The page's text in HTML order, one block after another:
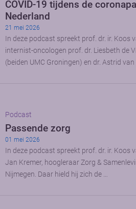
COVID-19 tijdens de
Nederland
21 mei 2026
In deze podcast spreekt prof. dr. ir. Koos
internist-oncologen prof. dr. Liesbeth de
(beiden UMC Groningen) en dr. Astrid
Podcast
Passende zorg
01 mei 2026
In deze podcast spreekt prof. dr. ir. Koos
Jan Kremer, hoogleraar Zorg &
Nijmegen. Daar hield hij zich de …